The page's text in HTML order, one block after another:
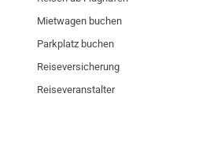
Mietwagen buchen
Parkplatz buchen
Reiseversicherung
Reiseveranstalter